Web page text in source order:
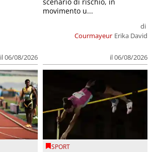
il 06/08/2026
Courmayeur
di
Erika David
il 06/08/2026
movimento u...
SPORT